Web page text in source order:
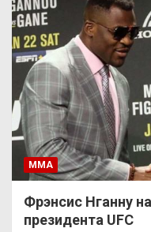
ММА
Фрэнсис Нганну
президента UFC